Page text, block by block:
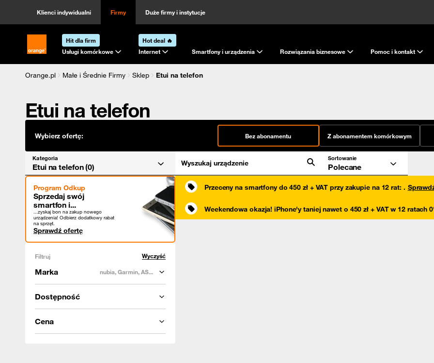
Klienci indywidualni Firmy Duże firmy i instytucje
Strona główna Orange.pl
Hit dla firm
Usługi komórkowe
Hot deal 🔥
Internet
Smartfony i urządzenia Rozwiązania biznesowe Pomoc i kontakt
Orange.pl Małe i Średnie Firmy Sklep
Etui na telefon
Etui na telefon
Wybierz ofertę: Bez abonamentu Z abonamentem komórkowym
Kategoria
Etui na telefon (0) Wyszukaj urządzenie
Sortowanie
Polecane
Program Odkup
Sprzedaj swój
smartfon i...
...zyskaj bon na zakup nowego
urządzenia! Odbierz dodatkowy rabat
na sprzęt.
Sprawdź ofertę
Filtruj Wyczyść
Marka nubia, Garmin, AS...
Dostępność
Cena
Przeceny na smartfony do 450 zł + VAT przy zakupie na 12 rat: .
Weekendowa okazja! iPhone'y taniej nawet o 450 zł + VAT w 12 ratach